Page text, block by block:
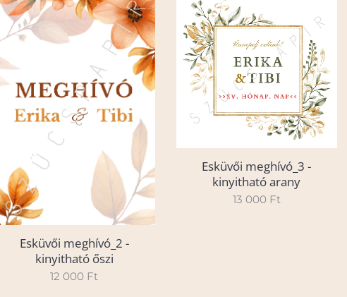
Esküvői meghívó_2 -
kinyitható őszi
12 000 Ft
Esküvői meghívó_3 -
kinyitható arany
13 000 Ft